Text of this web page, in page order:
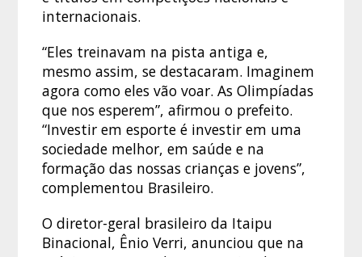
internacionais.
“Eles treinavam na pista antiga e,
mesmo assim, se destacaram. Imaginem
agora como eles vão voar. As Olimpíadas
que nos esperem”, afirmou o prefeito.
“Investir em esporte é investir em uma
sociedade melhor, em saúde e na
formação das nossas crianças e jovens”,
complementou Brasileiro.
O diretor-geral brasileiro da Itaipu
Binacional, Ênio Verri, anunciou que na